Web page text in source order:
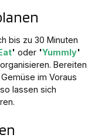
bis zu 30 Minuten
' oder 'Yummly'
Bereiten
im Voraus
lassen sich